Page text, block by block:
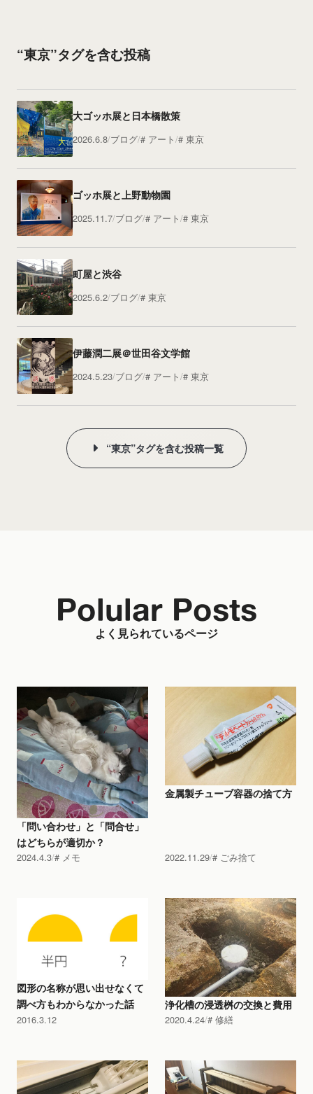
“東京”タグを含む投稿
大ゴッホ展と日本橋散策
2026.6.8 ブログ アート 東京
ゴッホ展と上野動物園
2025.11.7 ブログ アート 東京
町屋と渋谷
2025.6.2 ブログ 東京
伊藤潤二展＠世田谷文学館
2024.5.23 ブログ アート 東京
“東京”タグを含む投稿一覧
よく見られているページ
Polular Posts
「問い合わせ」と「問合せ」
はどちらが適切か？
2024.4.3 メモ
金属製チューブ容器の捨て方
2022.11.29 ごみ捨て
図形の名称が思い出せなくて
調べ方もわからなかった話
2016.3.12
浄化槽の浸透桝の交換と費用
2020.4.24 修繕